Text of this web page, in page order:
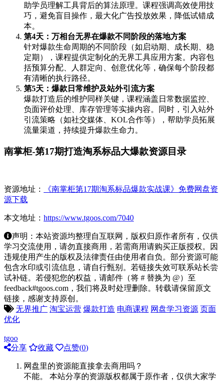
助学员理解工具背后的算法原理。课程强调高效使用技
巧，避免盲目操作，最大化广告投放效果，降低试错成
本。
第4天：万相台无界在爆款不同阶段的落地方案
针对爆款生命周期的不同阶段（如启动期、成长期、稳
定期），课程提供定制化的无界工具应用方案。内容包
括预算分配、人群定向、创意优化等，确保每个阶段都
有清晰的执行路径。
第5天：爆款日常维护及站外引流方案
爆款打造后的维护同样关键，课程涵盖日常数据监控、
负面评价处理、库存管理等实操内容。同时，引入站外
引流策略（如社交媒体、KOL合作等），帮助学员拓展
流量渠道，持续提升爆款生命力。
南掌柜-第17期打造淘系标品大爆款资源目录
资源地址：
《南掌柜第17期淘系标品爆款实战课》免费网盘资
源下载
本文地址： https://www.tgoos.com/7040
声明：本站资源均整理自互联网，版权归原作者所有，仅供
学习交流使用，请勿直接商用，若需商用请购买正版授权。因
违规使用产生的版权及法律责任由使用者自负。部分资源可能
包含水印或引流信息，请自行甄别。若链接失效可联系站长尝
试补链。若侵犯您的权益，请邮件（将 # 替换为 @）至
feedback#tgoos.com，我们将及时处理删除。转载请保留原文
链接，感谢支持原创。
无界推广 淘宝运营 爆款打造 电商课程 网盘学习资源 页面
优化
tgoo
分享
收藏 点赞(0)
网盘里的资源能直接拿去商用吗？
不能。 本站分享的资源版权都属于原作者，仅供大家学